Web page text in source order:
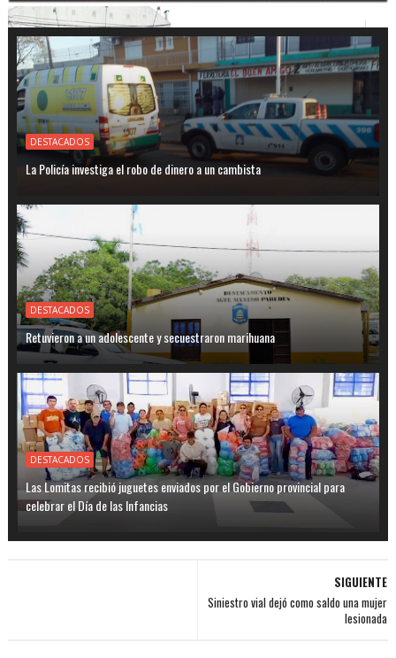
DESTACADOS
La Policía investiga el robo de dinero a un cambista
DESTACADOS
Retuvieron a un adolescente y secuestraron marihuana
DESTACADOS
Las Lomitas recibió juguetes enviados por el Gobierno provincial para
celebrar el Día de las Infancias
SIGUIENTE
Siniestro vial dejó como saldo una mujer
lesionada